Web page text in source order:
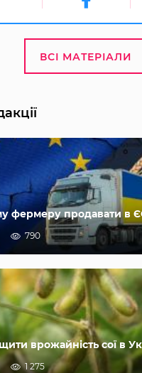
ВСІ МАТЕРІАЛИ
фермеру продавати в
790
врожайність сої в
1 275